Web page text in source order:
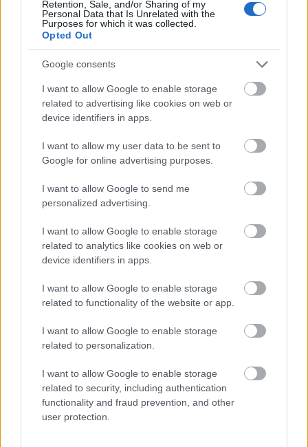
Retention, Sale, and/or Sharing of my
Personal Data that Is Unrelated with the
Purposes for which it was collected.
Opted Out
Google consents
I want to allow Google to enable storage
related to advertising like cookies on web or
device identifiers in apps.
I want to allow my user data to be sent to
Google for online advertising purposes.
I want to allow Google to send me
personalized advertising.
I want to allow Google to enable storage
related to analytics like cookies on web or
device identifiers in apps.
I want to allow Google to enable storage
related to functionality of the website or app.
I want to allow Google to enable storage
related to personalization.
I want to allow Google to enable storage
related to security, including authentication
functionality and fraud prevention, and other
user protection.
A Frida Kahlo fotógyűjteménye című
kiállításunkat, melyet már több mint 20 ezer
látogató tekintett meg, a nagy sikerre való
tekintettel 2025. február 9-ig
meghosszabbítottuk. Ez a
Több mint tízezren látták
már Frida Kahlo évtizedekig